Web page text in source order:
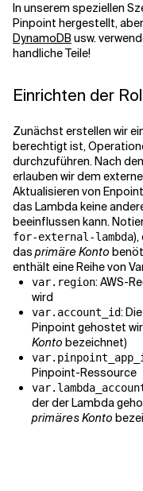
In unserem speziellen
Pinpoint hergestellt,
DynamoDB usw.
handliche Teile!
Einrichten der
Zunächst erstellen wir
berechtigt ist,
durchzuführen. Nach
erlauben wir dem
Aktualisieren von
das Lambda keine
beeinflussen kann.
for-external-lambda),
dasprimäre Konto
enthält eine Reihe von
var.region: AWS-
wird
var.account_id:
Pinpoint gehostet
Konto bezeichnet)
Pinpoint-Ressource
der der Lambda
primäres Konto